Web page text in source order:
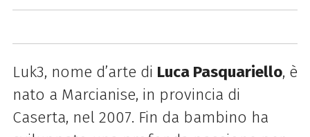
Luk3, nome d’arte di Luca Pasquariello, è
nato a Marcianise, in provincia di
Caserta, nel 2007. Fin da bambino ha